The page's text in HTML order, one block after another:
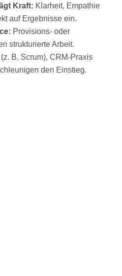
Kraft: Klarheit, Empathie
auf Ergebnisse ein.
Provisions- oder
strukturierte Arbeit.
B. Scrum), CRM-Praxis
den Einstieg.